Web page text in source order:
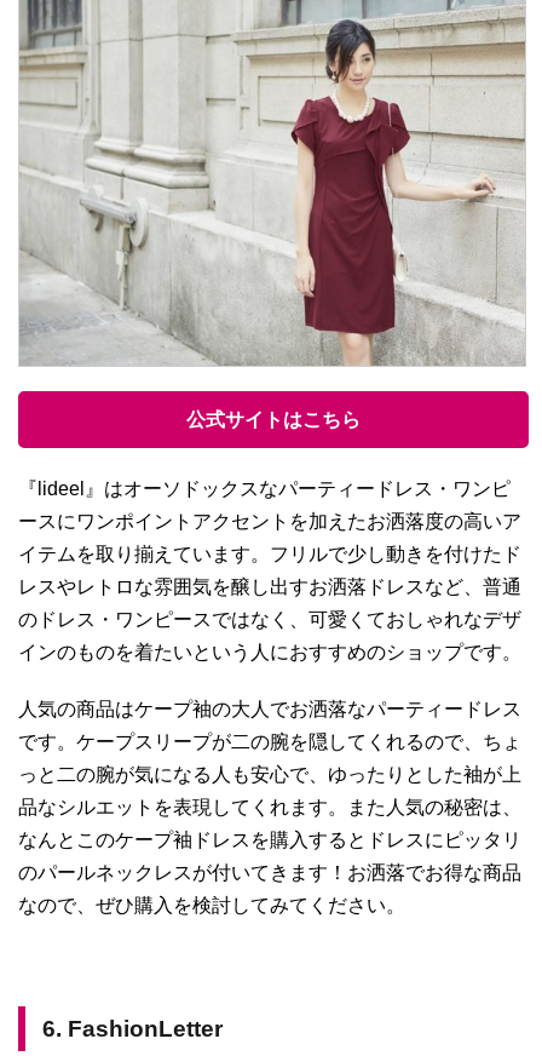
公式サイトはこちら
『lideel』はオーソドックスなパーティードレス・ワンピ
ースにワンポイントアクセントを加えたお洒落度の高いア
イテムを取り揃えています。フリルで少し動きを付けたド
レスやレトロな雰囲気を醸し出すお洒落ドレスなど、普通
のドレス・ワンピースではなく、可愛くておしゃれなデザ
インのものを着たいという人におすすめのショップです。
人気の商品はケープ袖の大人でお洒落なパーティードレス
です。ケープスリープが二の腕を隠してくれるので、ちょ
っと二の腕が気になる人も安心で、ゆったりとした袖が上
品なシルエットを表現してくれます。また人気の秘密は、
なんとこのケープ袖ドレスを購入するとドレスにピッタリ
のパールネックレスが付いてきます！お洒落でお得な商品
なので、ぜひ購入を検討してみてください。
6. FashionLetter